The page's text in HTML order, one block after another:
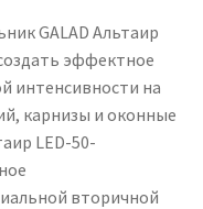
GALAD Альтаир
эффектное
интенсивности на
карнизы и оконные
LED-50-
вторичной